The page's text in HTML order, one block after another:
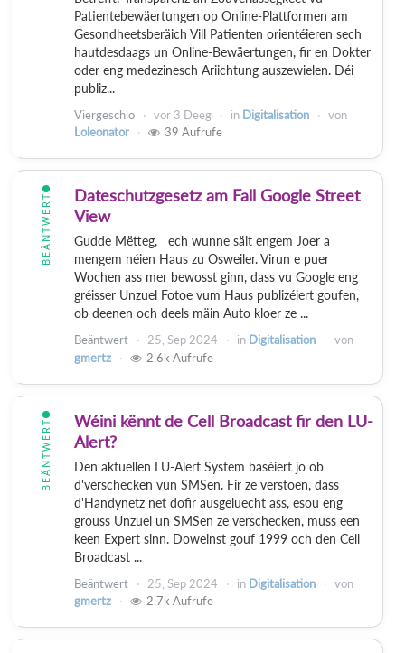
Patientebewäertungen op Online-Plattformen am
Gesondheetsberäich Vill Patienten orientéieren sech
hautdesdaags un Online-Bewäertungen, fir en Dokter
oder eng medezinesch Ariichtung auszewielen. Déi
publiz...
Viergeschlo vor 3 Deeg in Digitalisation
von
Loleonator
39 Aufrufe
BEÄNTWERT
Dateschutzgesetz am Fall Google Street
View
Gudde Mëtteg, ech wunne säit engem Joer a
mengem néien Haus zu Osweiler. Virun e puer
Wochen ass mer bewosst ginn, dass vu Google eng
gréisser Unzuel Fotoe vum Haus publizéiert goufen,
ob deenen och deels mäin Auto kloer ze ...
Beäntwert 25, Sep 2024 in Digitalisation
von
gmertz
2.6k Aufrufe
BEÄNTWERT
Wéini kënnt de Cell Broadcast fir den LU-
Alert?
Den aktuellen LU-Alert System baséiert jo ob
d'verschecken vun SMSen. Fir ze verstoen, dass
d'Handynetz net dofir ausgeluecht ass, esou eng
grouss Unzuel un SMSen ze verschecken, muss een
keen Expert sinn. Doweinst gouf 1999 och den Cell
Broadcast ...
Beäntwert 25, Sep 2024 in Digitalisation
von
gmertz
2.7k Aufrufe